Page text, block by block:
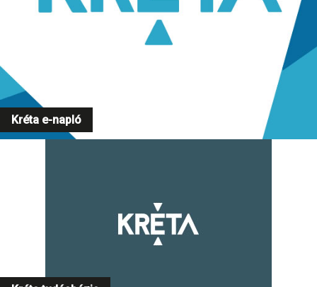
Kréta e-napló